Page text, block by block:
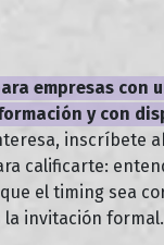
empresas con
y con
inscríbete
calificarte:
el timing sea
la invitación formal.